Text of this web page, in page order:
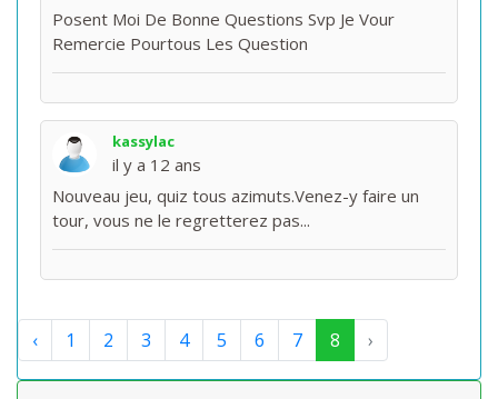
Posent Moi De Bonne Questions Svp Je Vour
Remercie Pourtous Les Question
kassylac
il y a 12 ans
Nouveau jeu, quiz tous azimuts.Venez-y faire un
tour, vous ne le regretterez pas...
‹ 1 2 3 4 5 6 7 8 ›